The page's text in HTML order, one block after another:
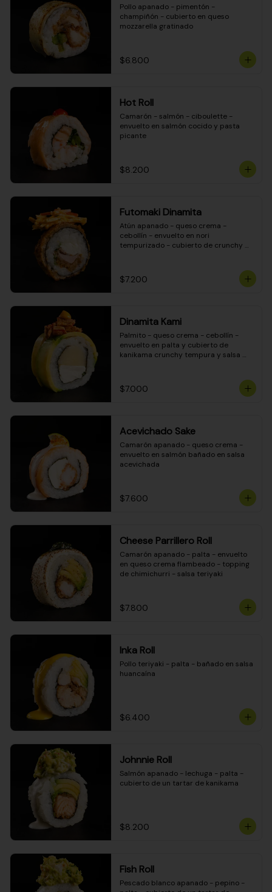
Pollo apanado - pimentón -
champiñón - cubierto en queso
mozzarella gratinado
$6.800
Hot Roll
Camarón - salmón - ciboulette -
envuelto en salmón cocido y pasta
picante
$8.200
Futomaki Dinamita
Atún apanado - queso crema -
cebollín - envuelto en nori
tempurizado - cubierto de crunchy
$7.200
Dinamita Kami
Palmito - queso crema - cebollín -
envuelto en palta y cubierto de
kanikama crunchy tempura y salsa
$7.000
Acevichado Sake
Camarón apanado - queso crema -
envuelto en salmón bañado en salsa
acevichada
$7.600
Cheese Parrillero Roll
Camarón apanado - palta - envuelto
en queso crema flambeado - topping
de chimichurri - salsa teriyaki
$7.800
Inka Roll
Pollo teriyaki - palta - bañado en salsa
huancaína
$6.400
Johnnie Roll
Salmón apanado - lechuga - palta -
cubierto de un tartar de kanikama
$8.200
Fish Roll
Pescado blanco apanado - pepino -